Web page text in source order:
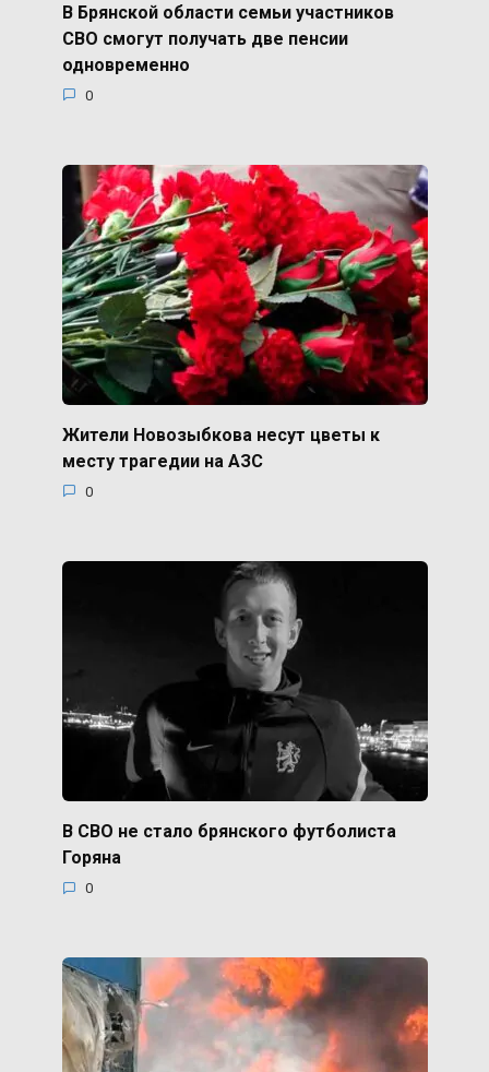
В Брянской области семьи участников
СВО смогут получать две пенсии
одновременно
0
Жители Новозыбкова несут цветы к
месту трагедии на АЗС
0
В СВО не стало брянского футболиста
Горяна
0